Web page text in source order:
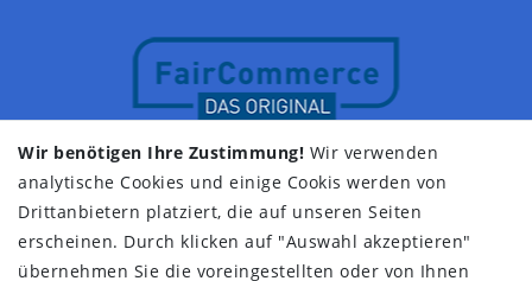
Wir benötigen Ihre Zustimmung! Wir verwenden
analytische Cookies und einige Cookis werden von
Drittanbietern platziert, die auf unseren Seiten
erscheinen. Durch klicken auf "Auswahl akzeptieren"
übernehmen Sie die voreingestellten oder von Ihnen